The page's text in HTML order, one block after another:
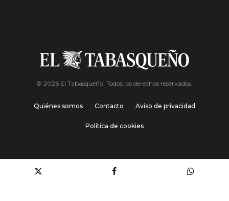
© 2026 El Tabasqueño. Todos los derechos reservados.
Quiénes somos Contacto Aviso de privacidad
Política de cookies